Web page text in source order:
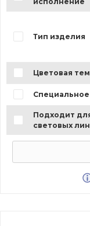
Тип изделия
Цветовая
Подходит
световых